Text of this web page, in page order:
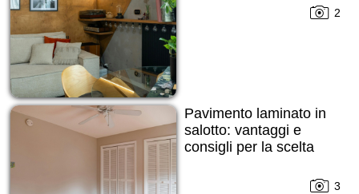
2
Pavimento laminato in
salotto: vantaggi e
consigli per la scelta
3